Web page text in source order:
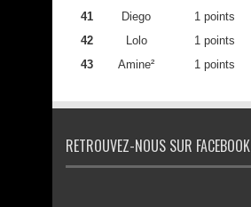
41
Diego
1 points
42
Lolo
1 points
43
Amine² 1 points
RETROUVEZ-NOUS SUR FACEBOOK